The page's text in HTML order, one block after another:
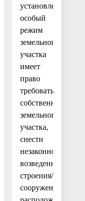
установлен
особый
режим
земельного
участка
имеет
право
требовать,
собственника
земельного
участка,
снести
незаконно
возведенные
строения/
сооружения,